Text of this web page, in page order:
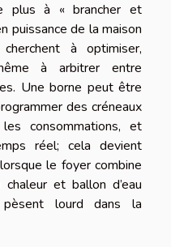
plus à « brancher et
puissance de la maison
à optimiser,
à arbitrer entre
Une borne peut être
des créneaux
consommations, et
réel; cela devient
le foyer combine
et ballon d’eau
lourd dans la